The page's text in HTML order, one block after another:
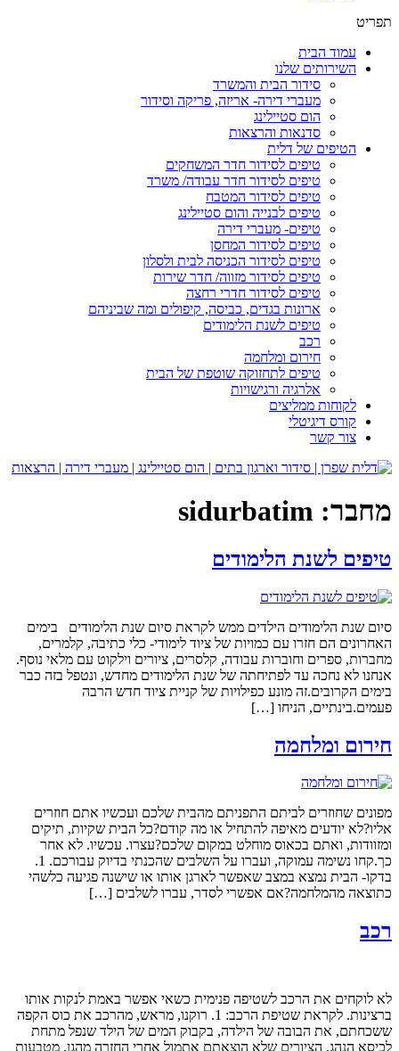
תפריט
עמוד הבית
השירותים שלנו
סידור הבית והמשרד
מעברי דירה- אריזה, פריקה וסידור
הום סטיילינג
סדנאות והרצאות
הטיפים של דלית
טיפים לסידור חדר המשחקים
טיפים לסידור חדר עבודה/ משרד
טיפים לסידור המטבח
טיפים לבנייה והום סטיילינג
טיפים- מעברי דירה
טיפים לסידור המחסן
טיפים לסידור הכניסה לבית ולסלון
טיפים לסידור מזווה/ חדר שירות
טיפים לסידור חדרי רחצה
ארונות בגדים, כביסה, קיפולים ומה שביניהם
טיפים לשנת הלימודים
רכב
חירום ומלחמה
טיפים לתחזוקה שוטפת של הבית
אלרגיה ורגישויות
לקוחות ממליצים
קורס דיגיטלי
צור קשר
מחבר: sidurbatim
טיפים לשנת הלימודים
סיום שנת הלימודים הילדים ממש לקראת סיום שנת הלימודים בימים
האחרונים הם חזרו עם כמויות של ציוד לימודי- כלי כתיבה, קלמרים,
מחברות, ספרים וחוברות עבודה, קלסרים, ציורים וילקוט עם מלאי נוסף.
אנחנו לא נחכה עד לפתיחתה של שנת הלימודים מחדש, ונטפל בזה כבר
בימים הקרובים.זה מונע כפילויות של קניית ציוד חדש הרבה
פעמים.בינתיים, הניחו […]
חירום ומלחמה
מפונים שחוזרים לביתם התפניתם מהבית שלכם ועכשיו אתם חוזרים
אליו?לא יודעים מאיפה להתחיל או מה קודם?כל הבית שקיות, תיקים
ומזוודות, ואתם בכאוס מוחלט במקום שלכם?עצרו. עכשיו. לא אחר
כך.קחו נשימה עמוקה, ועברו על השלבים שהכנתי בדיוק עבורכם. 1.
בדקו- הבית נמצא במצב שאפשר לארגן אותו או שישנה פגיעה כלשהי
כתוצאה מהמלחמה?אם אפשרי לסדר, עברו לשלבים […]
רכב
לא לוקחים את הרכב לשטיפה פנימית כשאי אפשר באמת לנקות אותו
ברצינות. לקראת שטיפת הרכב: 1. רוקנו, מראש, מהרכב את כוס הקפה
ששכחתם, את הבובה של הילדה, בקבוק המים של הילד שנפל מתחת
לכיסא הנהג, הציורים שלא הוצאתם אתמול אחרי החזרה מהגן, מטבעות